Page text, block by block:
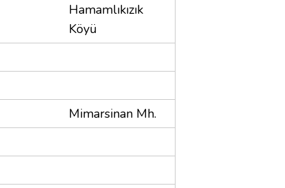
Hamamlıkızık
Köyü
Mimarsinan Mh.